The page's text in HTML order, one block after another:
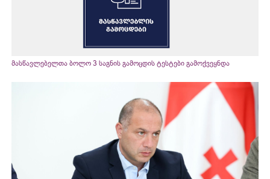
მასწავლებელთა ბოლო 3 საგნის გამოცდის ტესტები გამოქვეყნდა